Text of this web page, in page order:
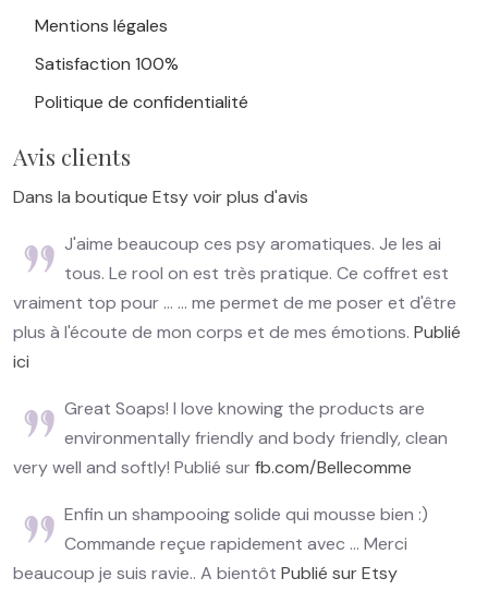
Mentions légales
Satisfaction 100%
Politique de confidentialité
Avis clients
Dans la boutique Etsy voir plus d'avis
J'aime beaucoup ces psy aromatiques. Je les ai
tous. Le rool on est très pratique. Ce coffret est
vraiment top pour ... ... me permet de me poser et d'être
plus à l'écoute de mon corps et de mes émotions. Publié
ici
Great Soaps! I love knowing the products are
environmentally friendly and body friendly, clean
very well and softly! Publié surfb.com/Bellecomme
Enfin un shampooing solide qui mousse bien :)
Commande reçue rapidement avec ... Merci
beaucoup je suis ravie.. A bientôt Publié sur Etsy